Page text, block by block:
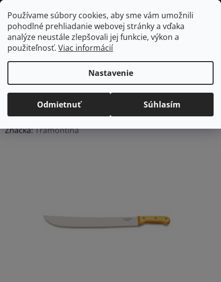
Používame súbory cookies, aby sme vám umožnili
pohodlné prehliadanie webovej stránky a vďaka
analýze neustále zlepšovali jej funkcie, výkon a
použiteľnosť. Viac informácií
Nastavenie
Odmietnuť Súhlasím
Prejsť
na
obsah
Hľadať
Domov
/ Kuchyňa / Kuchynské nože / Samostatné nože
Mačeta s
drevenou rukoväťou Tramontina - 51 cm
Mačeta s drevenou
rukoväťou Tramontina - 51
cm
Priemerné
hodnotenie
NeohodnotenéPodrobnosti hodnotenia
Značka:Tramontina